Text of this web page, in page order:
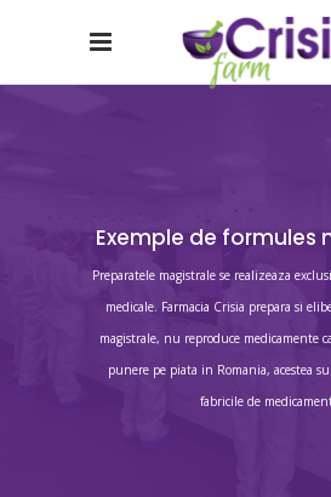
Exemple de formules
Preparatele magistrale se realizeaza
medicale. Farmacia Crisia prepara si
magistrale, nu reproduce medicamente
punere pe piata in Romania, acestea
fabricile de